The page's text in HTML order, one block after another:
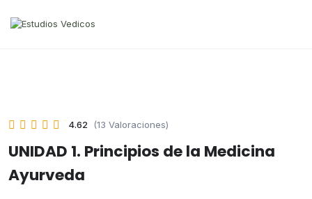
4.62 (13 Valoraciones)
UNIDAD 1. Principios de la Medicina
Ayurveda